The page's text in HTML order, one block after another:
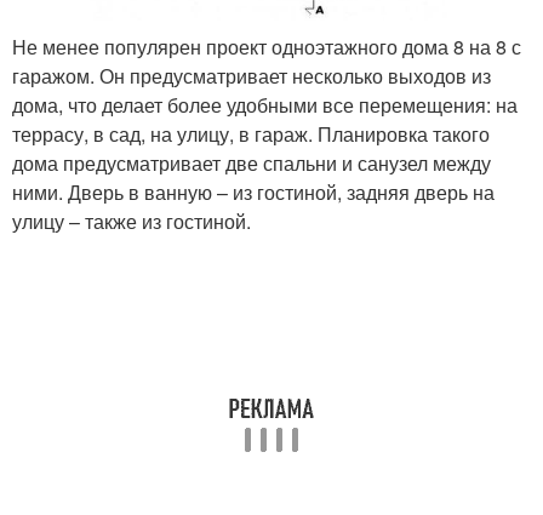
Не менее популярен проект одноэтажного дома 8 на 8 с
гаражом. Он предусматривает несколько выходов из
дома, что делает более удобными все перемещения: на
террасу, в сад, на улицу, в гараж. Планировка такого
дома предусматривает две спальни и санузел между
ними. Дверь в ванную – из гостиной, задняя дверь на
улицу – также из гостиной.